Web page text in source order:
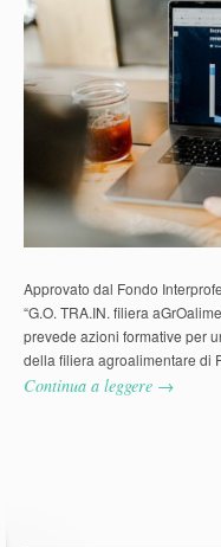
Approvato dal Fondo
“G.O. TRA.IN. filiera
prevede azioni formative per
della filiera agroalimentare di
Continua a leggere →